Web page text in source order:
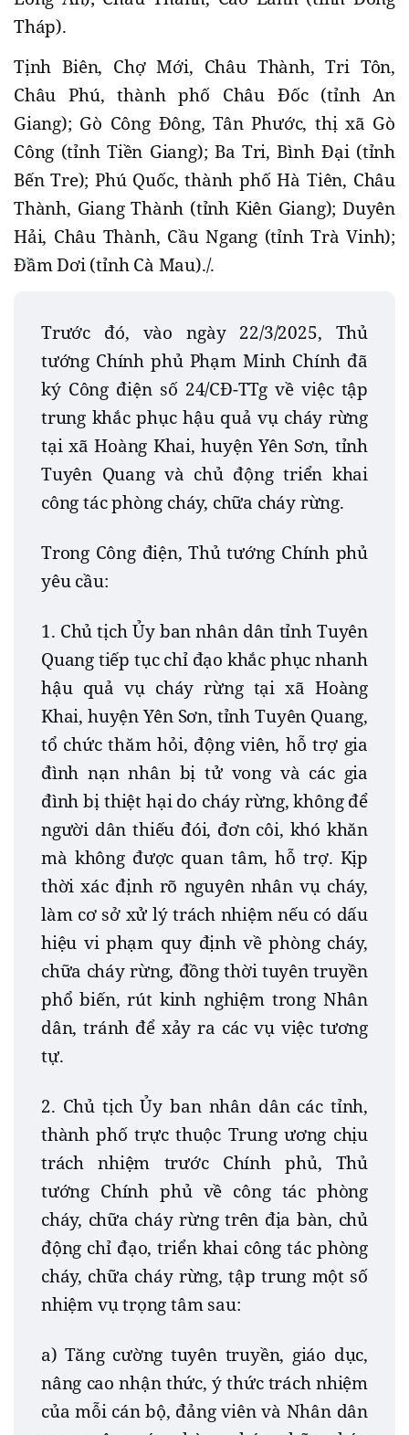
Tháp).
Tịnh Biên, Chợ Mới, Châu Thành, Tri Tôn,
Châu Phú, thành phố Châu Đốc (tỉnh An
Giang); Gò Công Đông, Tân Phước, thị xã Gò
Công (tỉnh Tiền Giang); Ba Tri, Bình Đại (tỉnh
Bến Tre); Phú Quốc, thành phố Hà Tiên, Châu
Thành, Giang Thành (tỉnh Kiên Giang); Duyên
Hải, Châu Thành, Cầu Ngang (tỉnh Trà Vinh);
Đầm Dơi (tỉnh Cà Mau)./.
Trước đó, vào ngày 22/3/2025, Thủ
tướng Chính phủ Phạm Minh Chính đã
ký Công điện số 24/CĐ-TTg về việc tập
trung khắc phục hậu quả vụ cháy rừng
tại xã Hoàng Khai, huyện Yên Sơn, tỉnh
Tuyên Quang và chủ động triển khai
công tác phòng cháy, chữa cháy rừng.
Trong Công điện, Thủ tướng Chính phủ
yêu cầu:
1. Chủ tịch Ủy ban nhân dân tỉnh Tuyên
Quang tiếp tục chỉ đạo khắc phục nhanh
hậu quả vụ cháy rừng tại xã Hoàng
Khai, huyện Yên Sơn, tỉnh Tuyên Quang,
tổ chức thăm hỏi, động viên, hỗ trợ gia
đình nạn nhân bị tử vong và các gia
đình bị thiệt hại do cháy rừng, không để
người dân thiếu đói, đơn côi, khó khăn
mà không được quan tâm, hỗ trợ. Kịp
thời xác định rõ nguyên nhân vụ cháy,
làm cơ sở xử lý trách nhiệm nếu có dấu
hiệu vi phạm quy định về phòng cháy,
chữa cháy rừng, đồng thời tuyên truyền
phổ biến, rút kinh nghiệm trong Nhân
dân, tránh để xảy ra các vụ việc tương
tự.
2. Chủ tịch Ủy ban nhân dân các tỉnh,
thành phố trực thuộc Trung ương chịu
trách nhiệm trước Chính phủ, Thủ
tướng Chính phủ về công tác phòng
cháy, chữa cháy rừng trên địa bàn, chủ
động chỉ đạo, triển khai công tác phòng
cháy, chữa cháy rừng, tập trung một số
nhiệm vụ trọng tâm sau:
a) Tăng cường tuyên truyền, giáo dục,
nâng cao nhận thức, ý thức trách nhiệm
của mỗi cán bộ, đảng viên và Nhân dân